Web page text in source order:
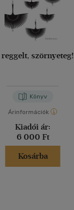
reggelt, szörnyeteg!
Könyv
Árinformációk
Kiadói ár:
6 000 Ft
Kosárba